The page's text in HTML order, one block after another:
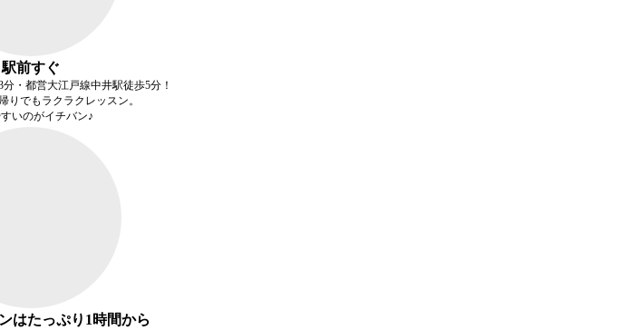
駅前すぐ
・都営大江戸線中井駅徒歩5分！
りでもラクラクレッスン。
いのがイチバン♪
はたっぷり1時間から